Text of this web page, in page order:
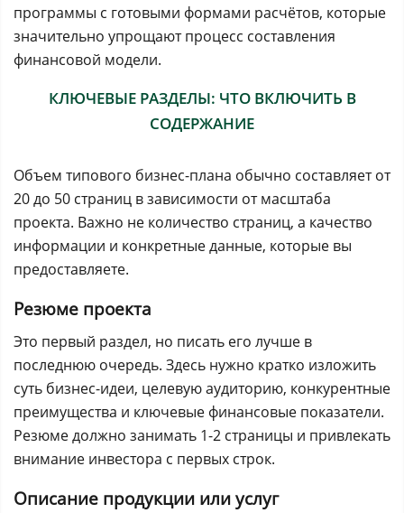
программы с готовыми формами расчётов, которые
значительно упрощают процесс составления
финансовой модели.
КЛЮЧЕВЫЕ РАЗДЕЛЫ: ЧТО ВКЛЮЧИТЬ В
СОДЕРЖАНИЕ
Объем типового бизнес-плана обычно составляет от
20 до 50 страниц в зависимости от масштаба
проекта. Важно не количество страниц, а качество
информации и конкретные данные, которые вы
предоставляете.
Резюме проекта
Это первый раздел, но писать его лучше в
последнюю очередь. Здесь нужно кратко изложить
суть бизнес-идеи, целевую аудиторию, конкурентные
преимущества и ключевые финансовые показатели.
Резюме должно занимать 1-2 страницы и привлекать
внимание инвестора с первых строк.
Описание продукции или услуг